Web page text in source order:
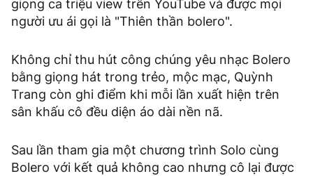
giọng ca triệu view trên YouTube và được mọi
người ưu ái gọi là "Thiên thần bolero".
Không chỉ thu hút công chúng yêu nhạc Bolero
bằng giọng hát trong trẻo, mộc mạc, Quỳnh
Trang còn ghi điểm khi mỗi lần xuất hiện trên
sân khấu cô đều diện áo dài nền nã.
Sau lần tham gia một chương trình Solo cùng
Bolero với kết quả không cao nhưng cô lại được